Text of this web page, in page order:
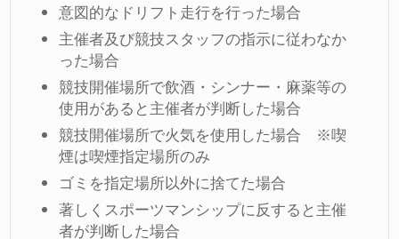
意図的なドリフト走行を行った場合
主催者及び競技スタッフの指示に従わなか
った場合
競技開催場所で飲酒・シンナー・麻薬等の
使用があると主催者が判断した場合
競技開催場所で火気を使用した場合 ※喫
煙は喫煙指定場所のみ
ゴミを指定場所以外に捨てた場合
著しくスポーツマンシップに反すると主催
者が判断した場合